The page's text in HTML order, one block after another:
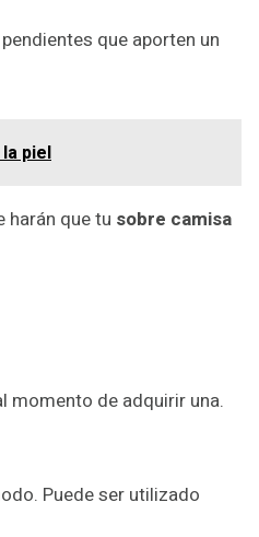
que aporten un
piel
que tu sobre camisa
momento de adquirir una.
Puede ser utilizado